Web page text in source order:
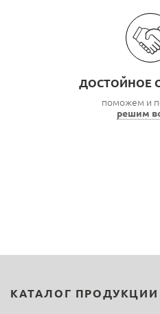
ДОСТОЙНОЕ
поможем и
решим
КАТАЛОГ ПРОДУКЦИИ